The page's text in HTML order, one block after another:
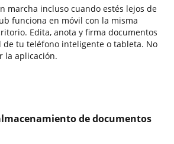
marcha incluso cuando estés lejos de
funciona en móvil con la misma
Edita, anota y firma documentos
de tu teléfono inteligente o tableta. No
la aplicación.
de documentos